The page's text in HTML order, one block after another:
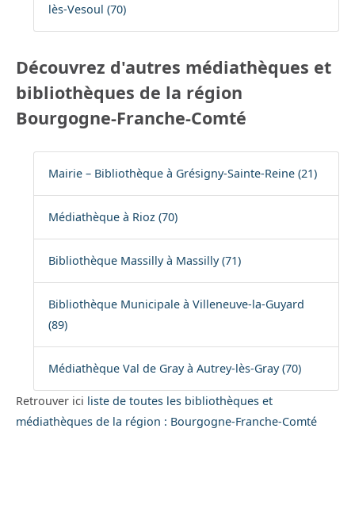
lès-Vesoul (70)
Découvrez d'autres médiathèques et
bibliothèques de la région
Bourgogne-Franche-Comté
Mairie – Bibliothèque à Grésigny-Sainte-Reine (21)
Médiathèque à Rioz (70)
Bibliothèque Massilly à Massilly (71)
Bibliothèque Municipale à Villeneuve-la-Guyard
(89)
Médiathèque Val de Gray à Autrey-lès-Gray (70)
Retrouver ici liste de toutes les bibliothèques et
médiathèques de la région : Bourgogne-Franche-Comté